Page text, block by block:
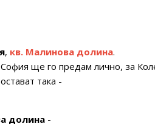
, кв. Малинова долина.
ще го предам лично, за
така -
долина -